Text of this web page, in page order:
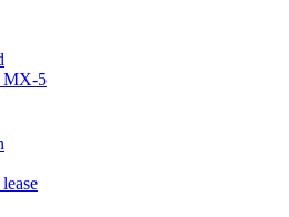
MX-5